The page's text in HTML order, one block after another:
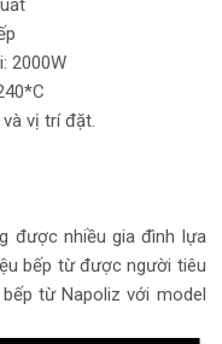
2000W
vị trí đặt.
được nhiều gia đình lựa
bếp từ được người tiêu
từ Napoliz với model